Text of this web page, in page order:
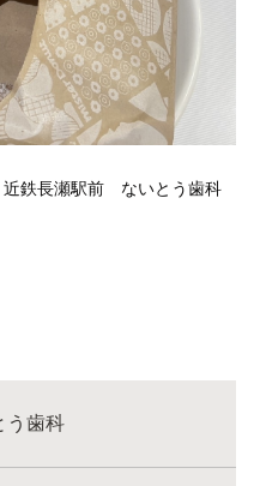
鉄長瀬駅前 ないとう歯科
う歯科